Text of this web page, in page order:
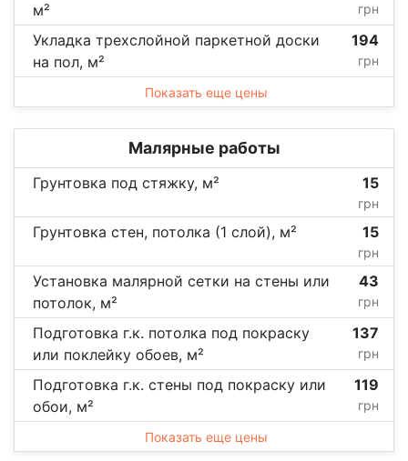
м²
грн
Укладка трехслойной паркетной доски
на пол, м²
194
грн
Показать еще цены
Малярные работы
Грунтовка под стяжку, м² 15
грн
Грунтовка стен, потолка (1 слой), м² 15
грн
Установка малярной сетки на стены или
потолок, м²
43
грн
Подготовка г.к. потолка под покраску
или поклейку обоев, м²
137
грн
Подготовка г.к. стены под покраску или
обои, м²
119
грн
Показать еще цены